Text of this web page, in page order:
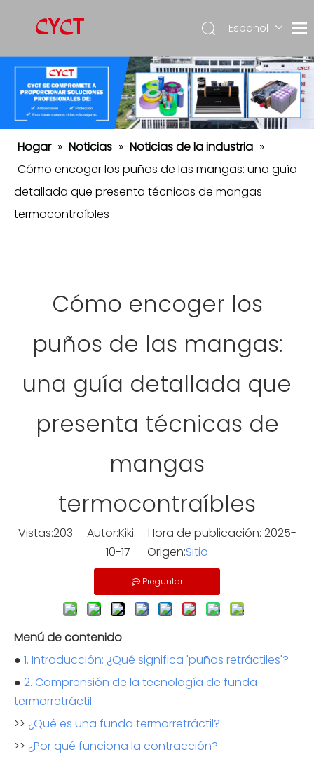
Español
文
English
Hogar » Noticias » Noticias de la industria »
Cómo encoger los puños de las mangas: una guía
detallada que presenta técnicas de mangas
termocontraíbles
Cómo encoger los
puños de las mangas:
una guía detallada que
presenta técnicas de
mangas
termocontraíbles
Vistas:203 Autor:Kiki Hora de publicación: 2025-
10-17 Origen:Sitio
Preguntar
Menú de contenido
● 1. Introducción: ¿Qué significa 'puños retráctiles'?
● 2. Comprensión de la tecnología de funda
termorretráctil
>> ¿Qué es una funda termorretráctil?
>> ¿Por qué funciona la contracción?